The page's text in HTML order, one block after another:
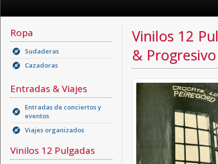
Ropa
Sudaderas
Cazadoras
Entradas & Viajes
Entradas de conciertos y
eventos
Viajes organizados
Vinilos 12 Pulgadas
Vinilos 12
& Progresivo